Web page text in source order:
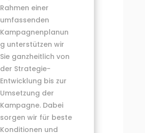
Rahmen einer
umfassenden
Kampagnenplanun
g unterstützen wir
Sie ganzheitlich von
der Strategie-
Entwicklung bis zur
Umsetzung der
Kampagne. Dabei
sorgen wir für beste
Konditionen und